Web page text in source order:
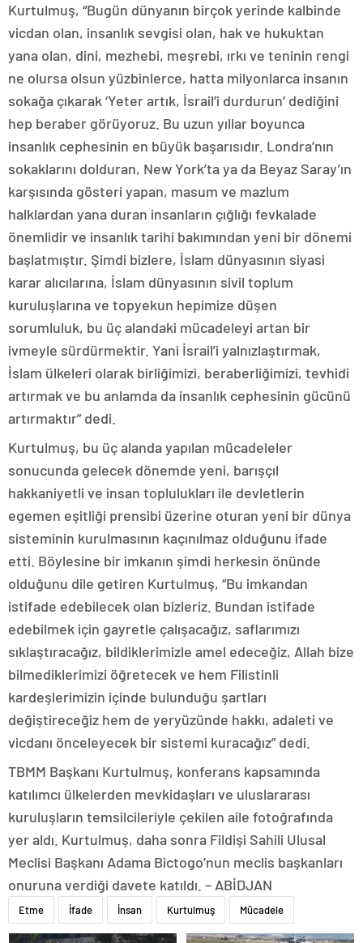
Kurtulmuş, “Bugün dünyanın birçok yerinde kalbinde
vicdan olan, insanlık sevgisi olan, hak ve hukuktan
yana olan, dini, mezhebi, meşrebi, ırkı ve teninin rengi
ne olursa olsun yüzbinlerce, hatta milyonlarca insanın
sokağa çıkarak ‘Yeter artık, İsrail’i durdurun’ dediğini
hep beraber görüyoruz. Bu uzun yıllar boyunca
insanlık cephesinin en büyük başarısıdır. Londra’nın
sokaklarını dolduran, New York’ta ya da Beyaz Saray’ın
karşısında gösteri yapan, masum ve mazlum
halklardan yana duran insanların çığlığı fevkalade
önemlidir ve insanlık tarihi bakımından yeni bir dönemi
başlatmıştır. Şimdi bizlere, İslam dünyasının siyasi
karar alıcılarına, İslam dünyasının sivil toplum
kuruluşlarına ve topyekun hepimize düşen
sorumluluk, bu üç alandaki mücadeleyi artan bir
ivmeyle sürdürmektir. Yani İsrail’i yalnızlaştırmak,
İslam ülkeleri olarak birliğimizi, beraberliğimizi, tevhidi
artırmak ve bu anlamda da insanlık cephesinin gücünü
artırmaktır” dedi.
Kurtulmuş, bu üç alanda yapılan mücadeleler
sonucunda gelecek dönemde yeni, barışçıl
hakkaniyetli ve insan toplulukları ile devletlerin
egemen eşitliği prensibi üzerine oturan yeni bir dünya
sisteminin kurulmasının kaçınılmaz olduğunu ifade
etti. Böylesine bir imkanın şimdi herkesin önünde
olduğunu dile getiren Kurtulmuş, “Bu imkandan
istifade edebilecek olan bizleriz. Bundan istifade
edebilmek için gayretle çalışacağız, saflarımızı
sıklaştıracağız, bildiklerimizle amel edeceğiz, Allah bize
bilmediklerimizi öğretecek ve hem Filistinli
kardeşlerimizin içinde bulunduğu şartları
değiştireceğiz hem de yeryüzünde hakkı, adaleti ve
vicdanı önceleyecek bir sistemi kuracağız” dedi.
TBMM Başkanı Kurtulmuş, konferans kapsamında
katılımcı ülkelerden mevkidaşları ve uluslararası
kuruluşların temsilcileriyle çekilen aile fotoğrafında
yer aldı. Kurtulmuş, daha sonra Fildişi Sahili Ulusal
Meclisi Başkanı Adama Bictogo’nun meclis başkanları
onuruna verdiği davete katıldı. – ABİDJAN
Etme İfade İnsan Kurtulmuş Mücadele